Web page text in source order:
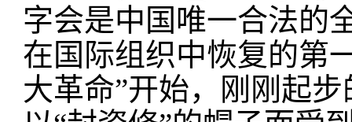
字会是中国唯一合法的
在国际组织中恢复的第
大革命”开始，刚刚起